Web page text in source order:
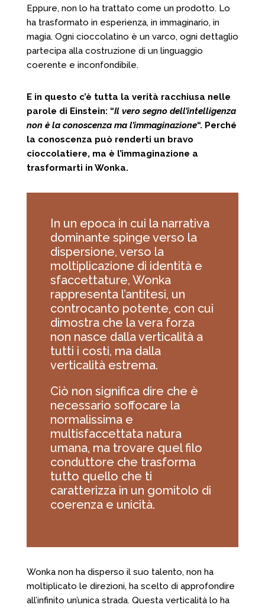
Eppure, non lo ha trattato come un prodotto. Lo
ha trasformato in esperienza, in immaginario, in
magia. Ogni cioccolatino è un varco, ogni dettaglio
partecipa alla costruzione di un linguaggio
coerente e inconfondibile.
E in questo c’è tutta la verità racchiusa nelle
parole di Einstein: “Il vero segno dell’intelligenza
non è la conoscenza ma l’immaginazione“. Perché
la conoscenza può renderti un bravo
cioccolatiere, ma è l’immaginazione a
trasformarti in Wonka.
In un epoca in cui la narrativa
dominante spinge verso la
dispersione, verso la
moltiplicazione di identità e
sfaccettature, Wonka
rappresenta l’antitesi, un
controcanto potente, con cui
dimostra che la vera forza
non nasce dalla verticalità a
tutti i costi, ma dalla
verticalità estrema.
Ciò non significa dire che è
necessario soffocare la
normalissima e
multisfaccettata natura
umana, ma trovare quel filo
conduttore che trasforma
tutto quello che ti
caratterizza in un gomitolo di
coerenza e unicità.
Wonka non ha disperso il suo talento, non ha
moltiplicato le direzioni, ha scelto di approfondire
all’infinito un’unica strada. Questa verticalità lo ha